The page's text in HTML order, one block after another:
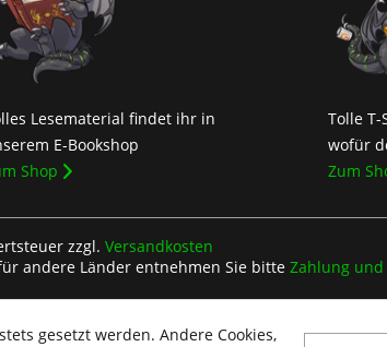
Lesematerial findet ihr in
E-Bookshop
Shop
Tolle
wofür
Zum
zzgl. Versandkosten
andere Länder entnehmen Sie bitte Zahlung und
gesetzt werden. Andere Cookies,